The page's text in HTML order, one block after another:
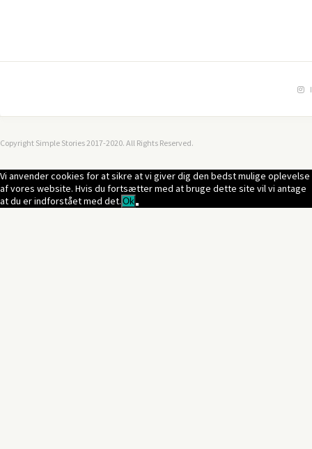
Copyright Simple Stories 2017-2020. All Rights Reserved.
Vi anvender cookies for at sikre at vi giver dig den bedst mulige oplevelse
af vores website. Hvis du fortsætter med at bruge dette site vil vi antage
at du er indforstået med det. Ok